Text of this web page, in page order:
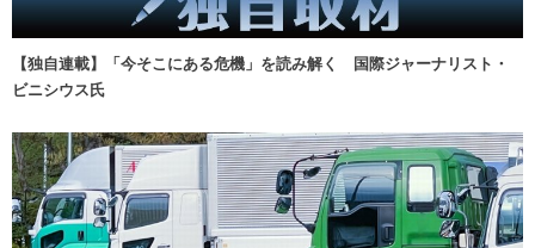
【独自連載】「今そこにある危機」を読み解く 国際ジャーナリスト・
ビニシウス氏